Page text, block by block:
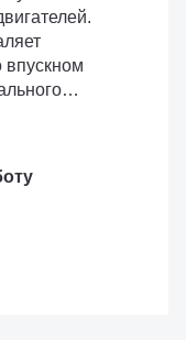
впускном
программе
х 0,3 л